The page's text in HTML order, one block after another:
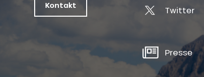
Kontakt Twitter
Presse